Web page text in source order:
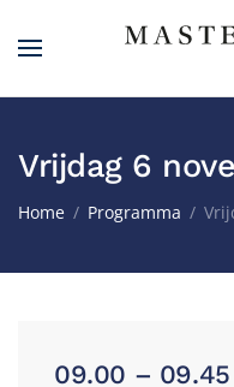
Overslaan en
Vrijdag 6
Home Programma
09.00 – 09.45